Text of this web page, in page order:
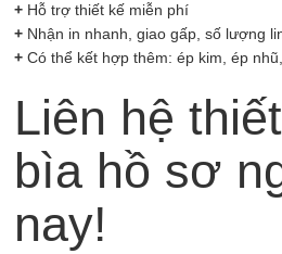
+Hỗ trợ thiết kế miễn phí
+Nhận in nhanh, giao gấp, số lượng
+Có thể kết hợp thêm: ép kim, ép
Liên hệ
bìa hồ sơ
nay!